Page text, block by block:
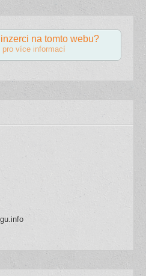
na tomto webu?
pro více informací